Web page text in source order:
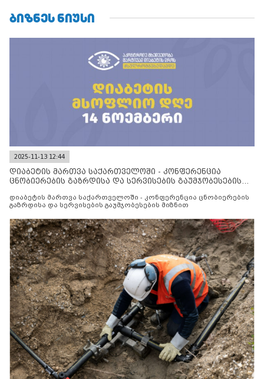
ᲑᲘᲖᲜᲔᲡ ᲜᲘᲣᲡᲘ
2025-11-13 12:44
დიაბეტის მართვა საქართველოში - კონფერენცია
ცნობიერების გაზრდისა და სერვისების გაუმჯობესების
დიაბეტის მართვა საქართველოში - კონფერენცია ცნობიერების
გაზრდისა და სერვისების გაუმჯობესების მიზნით